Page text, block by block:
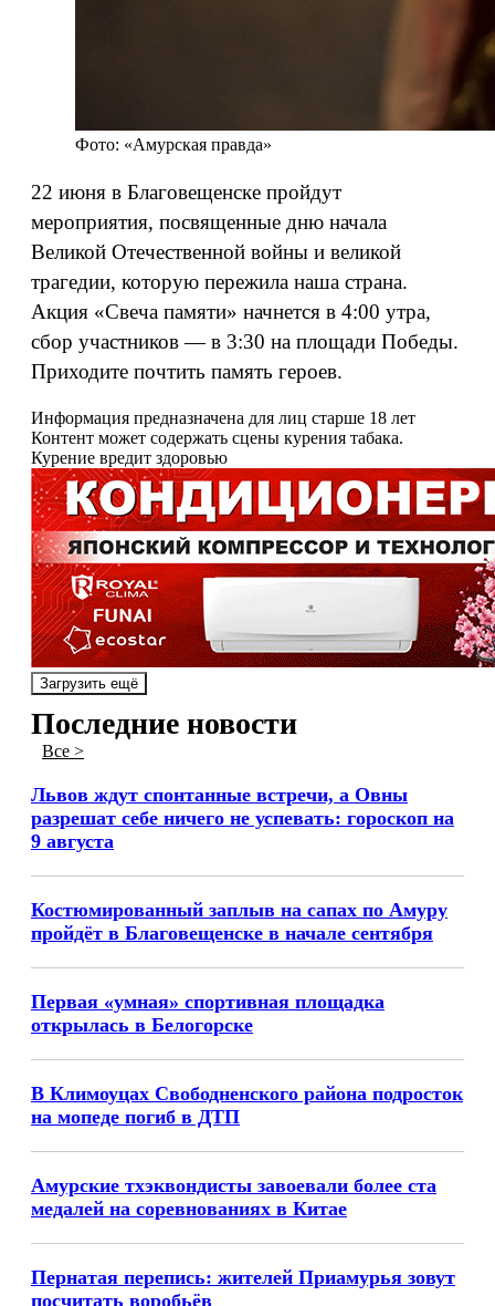
Фото: «Амурская правда»
22 июня в Благовещенске пройдут
мероприятия, посвященные дню начала
Великой Отечественной войны и великой
трагедии, которую пережила наша страна.
Акция «Свеча памяти» начнется в 4:00 утра,
сбор участников — в 3:30 на площади Победы.
Приходите почтить память героев.
Информация предназначена для лиц старше 18 лет
Контент может содержать сцены курения табака.
Курение вредит здоровью
Загрузить ещё
Последние новости
Все >
Львов ждут спонтанные встречи, а Овны
разрешат себе ничего не успевать: гороскоп на
9 августа
Костюмированный заплыв на сапах по Амуру
пройдёт в Благовещенске в начале сентября
Первая «умная» спортивная площадка
открылась в Белогорске
В Климоуцах Свободненского района подросток
на мопеде погиб в ДТП
Амурские тхэквондисты завоевали более ста
медалей на соревнованиях в Китае
Пернатая перепись: жителей Приамурья зовут
посчитать воробьёв